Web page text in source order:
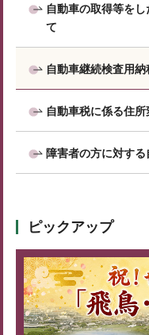
自動車の取得等を
て
自動車継続検査用
自動車税に係る住
障害者の方に対す
ピックアップ